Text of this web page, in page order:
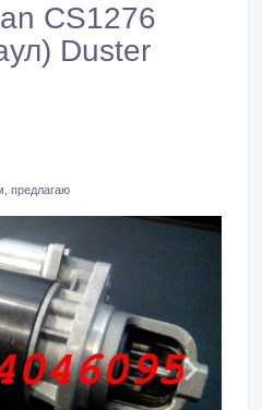
CS1276
Duster
предлагаю